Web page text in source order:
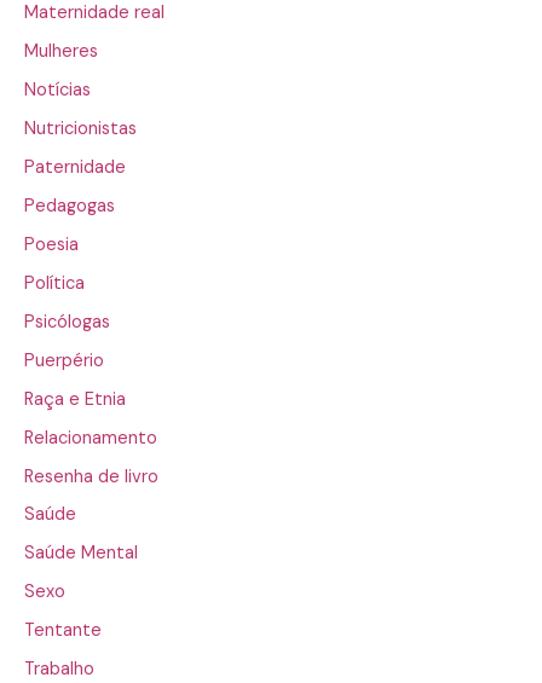
Maternidade real
Mulheres
Notícias
Nutricionistas
Paternidade
Pedagogas
Poesia
Política
Psicólogas
Puerpério
Raça e Etnia
Relacionamento
Resenha de livro
Saúde
Saúde Mental
Sexo
Tentante
Trabalho